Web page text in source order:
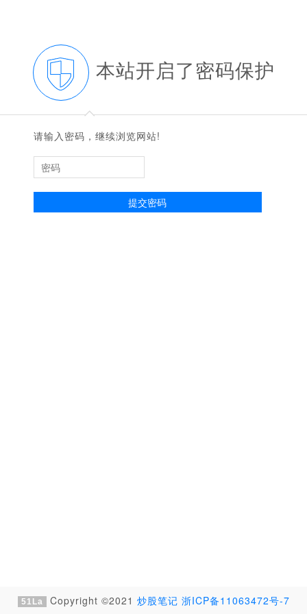
本站开启了密码保护
◆
◆
请输入密码，继续浏览网站!
提交密码
51La Copyright ©2021 炒股笔记 浙ICP备11063472号-7